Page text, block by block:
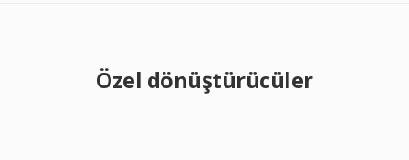
Özel dönüştürücüler